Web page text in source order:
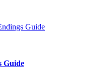
Guide